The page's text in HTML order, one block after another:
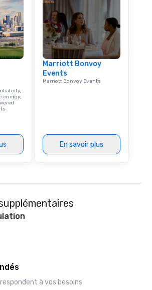
city,
energy,
Marriott Bonvoy
Events
Marriott Bonvoy Events
En savoir plus
à vos besoins